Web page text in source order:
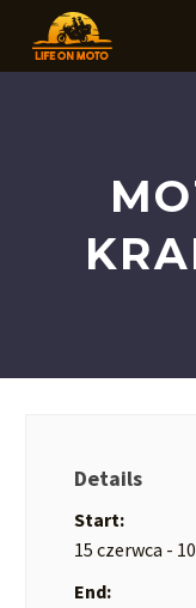
Details
Start:
15 czerwca -
End: